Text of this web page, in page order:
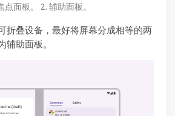
点面板。 2. 辅助面板。
折叠设备，最好将屏幕分成相等的两
辅助面板。